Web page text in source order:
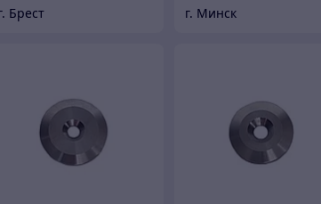
Брест
г. Минск